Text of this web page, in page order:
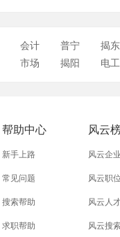
会计 普宁
揭东
市场 揭阳 电工
帮助中心
新手上路
常见问题
搜索帮助
求职帮助
风云
风云企
风云职
风云人
风云搜